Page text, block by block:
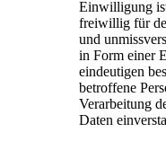
Einwilligung
freiwillig für
und
in Form einer
eindeutigen
betroffene
Verarbeitung
Daten